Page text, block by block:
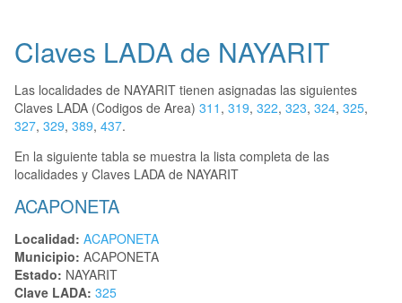
Claves LADA de NAYARIT
Las localidades de NAYARIT tienen asignadas las siguientes
Claves LADA (Codigos de Area) 311 , 319, 322, 323, 324, 325,
327, 329, 389, 437.
En la siguiente tabla se muestra la lista completa de las
localidades y Claves LADA de NAYARIT
ACAPONETA
Localidad: ACAPONETA
Municipio: ACAPONETA
Estado: NAYARIT
Clave LADA: 325